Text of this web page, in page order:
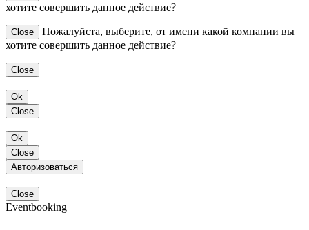
хотите совершить данное действие?
Close
Пожалуйста, выберите, от имени какой компании вы
хотите совершить данное действие?
Close
Ok
Close
Ok
Close
Авторизоваться
Close
Eventbooking